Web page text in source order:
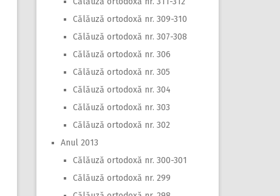
Călăuză ortodoxă nr. 309-310
Călăuză ortodoxă nr. 307-308
Călăuză ortodoxă nr. 306
Călăuză ortodoxă nr. 305
Călăuză ortodoxă nr. 304
Călăuză ortodoxă nr. 303
Călăuză ortodoxă nr. 302
Anul 2013
Călăuză ortodoxă nr. 300-301
Călăuză ortodoxă nr. 299